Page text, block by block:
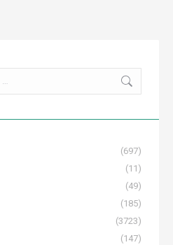
(697)
(11)
(49)
(185)
(3723)
(147)